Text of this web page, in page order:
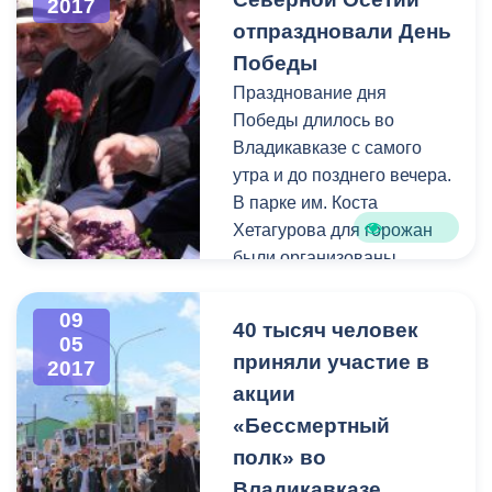
трамвайного парка
Владикавказа.
на горячую линию единой
дежурно-диспетчерской
службы поступило 126
звонков. В оперативном
порядке специалисты
выезжают на аварийные
места и устраняют
проблемы в сфере ЖКХ.
2017
отпраздновали День
Победы
Празднование дня
Победы длилось во
Владикавказе с самого
утра и до позднего вечера.
В парке им. Коста
Хетагурова для горожан
были организованы
творческие площадки.
09
05
2017
40 тысяч человек
приняли участие в
акции
«Бессмертный
полк» во